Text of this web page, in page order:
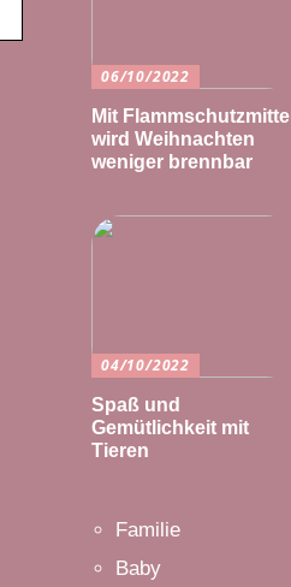
06/10/2022
Mit Flammschutzmittel
wird Weihnachten
weniger brennbar
04/10/2022
Spaß und
Gemütlichkeit mit
Tieren
Familie
Baby